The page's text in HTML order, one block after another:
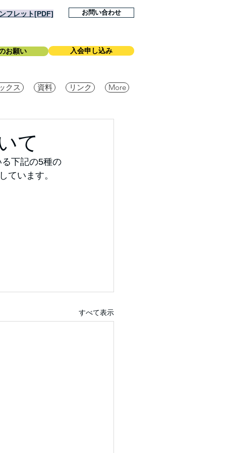
フレット[PDF] お問い合わせ
お願い 入会申し込み
クス 資料 リンク More
て
下記の5種の
ています。
すべて表示